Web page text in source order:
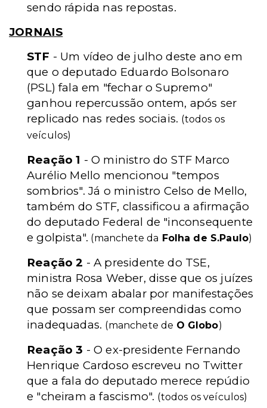
sendo rápida nas repostas.
JORNAIS
STF - Um vídeo de julho deste ano em
que o deputado Eduardo Bolsonaro
(PSL) fala em "fechar o Supremo"
ganhou repercussão ontem, após ser
replicado nas redes sociais. (todos os
veículos)
Reação 1 - O ministro do STF Marco
Aurélio Mello mencionou "tempos
sombrios". Já o ministro Celso de Mello,
também do STF, classificou a afirmação
do deputado Federal de "inconsequente
e golpista". (manchete da Folha de S.Paulo)
Reação 2 - A presidente do TSE,
ministra Rosa Weber, disse que os juízes
não se deixam abalar por manifestações
que possam ser compreendidas como
inadequadas. (manchete de O Globo)
Reação 3 - O ex-presidente Fernando
Henrique Cardoso escreveu no Twitter
que a fala do deputado merece repúdio
e "cheiram a fascismo". (todos os veículos)